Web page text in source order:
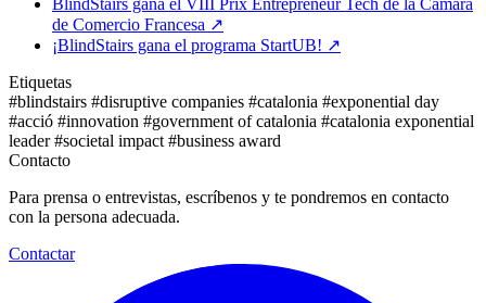
BlindStairs gana el VIII Prix Entrepreneur Tech de la Cámara
de Comercio Francesa ↗
¡BlindStairs gana el programa StartUB! ↗
Etiquetas
#blindstairs #disruptive companies #catalonia #exponential day
#acció #innovation #government of catalonia #catalonia exponential
leader#societal impact #business award
Contacto
Para prensa o entrevistas, escríbenos y te pondremos en contacto
con la persona adecuada.
Contactar